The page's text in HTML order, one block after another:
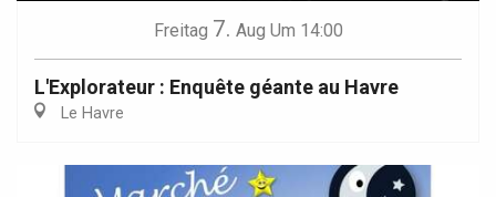
Freitag 7. Aug Um 14:00
L'Explorateur : Enquête géante au Havre
Le Havre